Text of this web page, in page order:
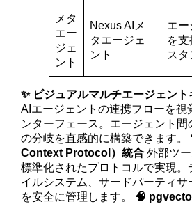
メタ
エー
ジェ
ント
Nexus AIメ
タエージェ
ント
エー
を
スタ
✨ ビジュアルマルチエージェント
AIエージェントの連携フローを視
ンターフェース。エージェント
の分岐を直感的に構築できます。
Context Protocol）統合 外部ツ
標準化されたプロトコルで実現。
イルシステム、サードパーティサ
を安全に管理します。 🧠